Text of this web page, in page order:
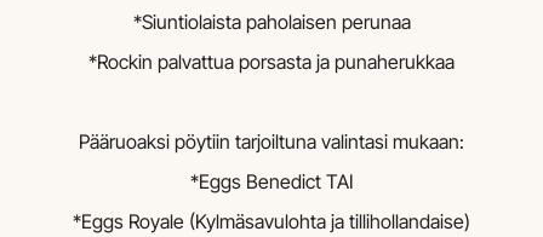
*Siuntiolaista paholaisen perunaa
*Rockin palvattua porsasta ja punaherukkaa
Pääruoaksi pöytiin tarjoiltuna valintasi mukaan:
*Eggs Benedict TAI
*Eggs Royale (Kylmäsavulohta ja tillihollandaise)